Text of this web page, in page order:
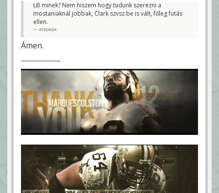
LB minek? Nem hiszem hogy tudunk szerezni a
mostaniaknál jobbak, Clark szvsz be is vált, főleg futás
ellen.
atapapa
Ámen.